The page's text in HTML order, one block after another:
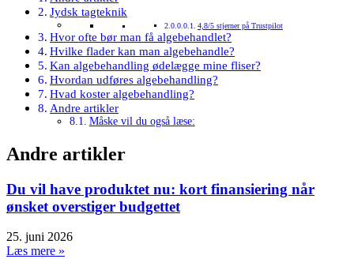
Jydsk tagteknik
4,8/5 stjerner på Trustpilot
Hvor ofte bør man få algebehandlet?
Hvilke flader kan man algebehandle?
Kan algebehandling ødelægge mine fliser?
Hvordan udføres algebehandling?
Hvad koster algebehandling?
Andre artikler
Måske vil du også læse:
Andre artikler
Du vil have produktet nu: kort finansiering når
ønsket overstiger budgettet
25. juni 2026
Læs mere »